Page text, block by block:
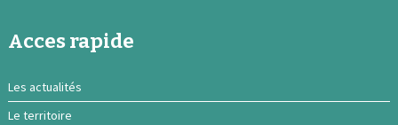
Acces rapide
Les actualités
Le territoire